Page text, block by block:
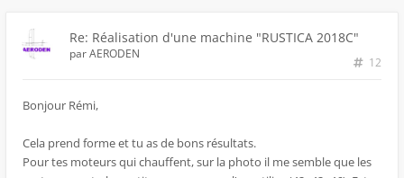
Re: Réalisation d'une machine "RUSTICA 2018C"
12
parAERODEN
Bonjour Rémi,
Cela prend forme et tu as de bons résultats.
Pour tes moteurs qui chauffent, sur la photo il me semble que les